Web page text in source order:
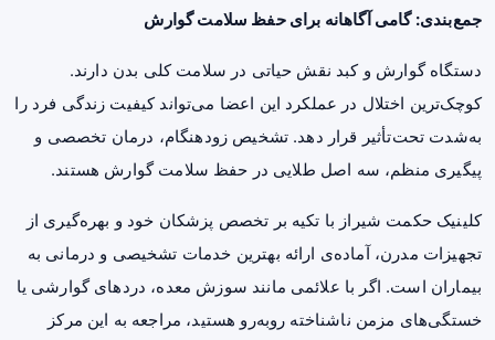
جمع‌بندی: گامی آگاهانه برای حفظ سلامت گوارش
دستگاه گوارش و کبد نقش حیاتی در سلامت کلی بدن دارند.
کوچک‌ترین اختلال در عملکرد این اعضا می‌تواند کیفیت زندگی فرد را
به‌شدت تحت‌تأثیر قرار دهد. تشخیص زودهنگام، درمان تخصصی و
پیگیری منظم، سه اصل طلایی در حفظ سلامت گوارش هستند.
کلینیک حکمت شیراز با تکیه بر تخصص پزشکان خود و بهره‌گیری از
تجهیزات مدرن، آماده‌ی ارائه بهترین خدمات تشخیصی و درمانی به
بیماران است. اگر با علائمی مانند سوزش معده، دردهای گوارشی یا
خستگی‌های مزمن ناشناخته روبه‌رو هستید، مراجعه به این مرکز